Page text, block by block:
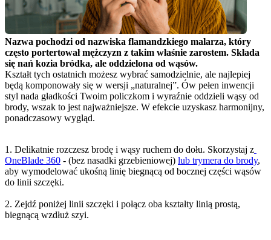
Nazwa pochodzi od nazwiska flamandzkiego malarza, który
często portertował mężczyzn z takim właśnie zarostem. Składa
się nań kozia bródka, ale oddzielona od wąsów.
Kształt tych ostatnich możesz wybrać samodzielnie, ale najlepiej
będą komponowały się w wersji „naturalnej”. Ów pełen inwencji
styl nada gładkości Twoim policzkom i wyraźnie oddzieli wąsy od
brody, wszak to jest najważniejsze. W efekcie uzyskasz harmonijny,
ponadczasowy wygląd.
1. Delikatnie rozczesz brodę i wąsy ruchem do dołu. Skorzystaj z
OneBlade 360 - (bez nasadki grzebieniowej) lub trymera do brody,
aby wymodelować ukośną linię biegnącą od bocznej części wąsów
do linii szczęki.
2. Zejdź poniżej linii szczęki i połącz oba kształty linią prostą,
biegnącą wzdłuż szyi.